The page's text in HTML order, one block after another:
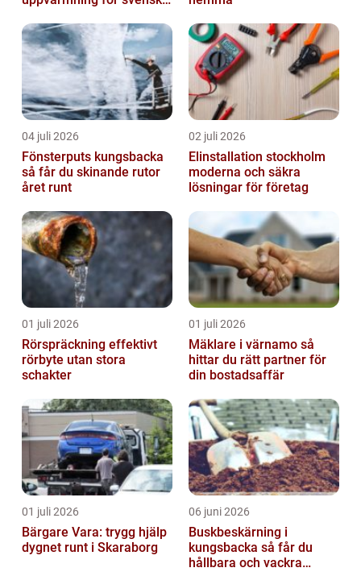
04 juli 2026
Fönsterputs kungsbacka
så får du skinande rutor
året runt
02 juli 2026
Elinstallation stockholm
moderna och säkra
lösningar för företag
01 juli 2026
Rörspräckning effektivt
rörbyte utan stora
schakter
01 juli 2026
Mäklare i värnamo så
hittar du rätt partner för
din bostadsaffär
01 juli 2026
Bärgare Vara: trygg hjälp
dygnet runt i Skaraborg
06 juni 2026
Buskbeskärning i
kungsbacka så får du
hållbara och vackra